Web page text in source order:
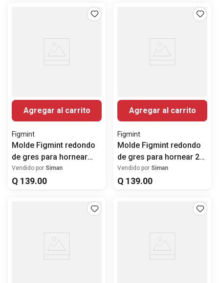
Agregar al carrito
Figmint
Molde Figmint redondo
de gres para hornear
22.8 cm
Vendido por Siman
Q 139.00
Agregar al carrito
Figmint
Molde Figmint redondo
de gres para hornear 22
cm
Vendido por Siman
Q 139.00